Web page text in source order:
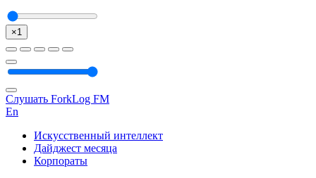
×1
Слушать ForkLog FM
En
Искусственный интеллект
Дайджест месяца
Корпораты